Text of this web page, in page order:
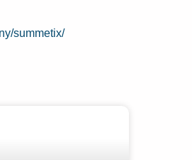
summetix/